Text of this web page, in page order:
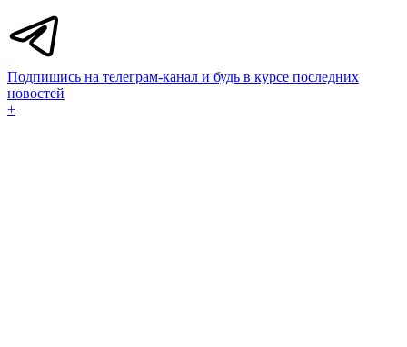
Подпишись на телеграм-канал и будь в курсе последних
новостей
+